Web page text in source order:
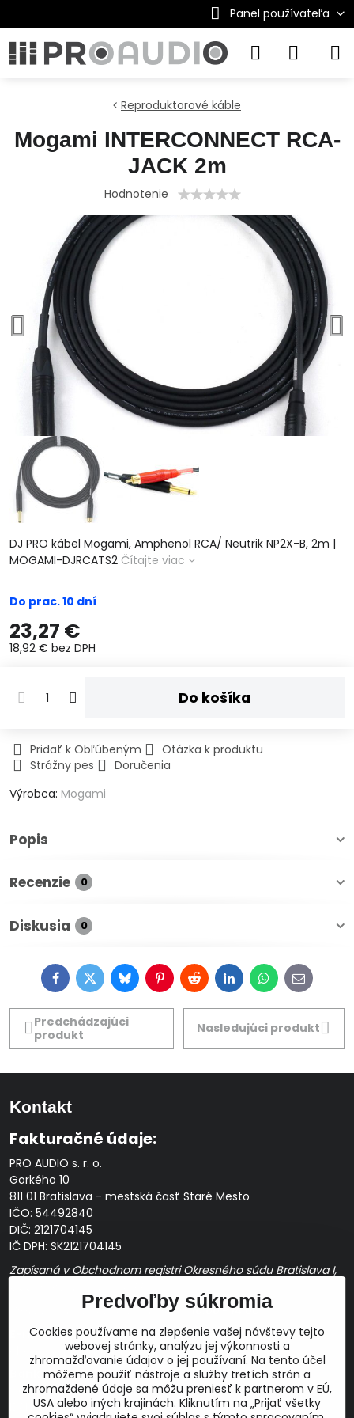
Panel používateľa
Reproduktorové káble
Mogami INTERCONNECT RCA-
JACK 2m
Hodnotenie
DJ PRO kábel Mogami, Amphenol RCA/ Neutrik NP2X-B, 2m |
MOGAMI-DJRCATS2 Čítajte viac
Do prac. 10 dní
23,27 €
18,92 € bez DPH
Do košíka
Pridať k Obľúbeným
Otázka k produktu
Strážny pes
Doručenia
Výrobca: Mogami
Popis
Recenzie 0
Diskusia 0
FacebookTwitterBlueskyPinterestRedditLinkedInWhatsApp
E-
mail
Predchádzajúci
produkt
Nasledujúci produkt
Kontakt
Fakturačné údaje:
PRO AUDIO s. r. o.
Gorkého 10
811 01 Bratislava - mestská časť Staré Mesto
IČO: 54492840
DIČ: 2121704145
IČ DPH: SK2121704145
Zapísaná v Obchodnom registri Okresného súdu Bratislava I,
Prevádzková doba: pracovné dni10:00 - 14:00
E-mail:
obchod@proaudio.sk
Bankové spojenie:
Slovenská sporiteľňa, a.s.
IBAN: SK48 0900 0000 0051 9050 9782
Predvoľby súkromia
Cookies používame na zlepšenie vašej návštevy tejto
webovej stránky, analýzu jej výkonnosti a
zhromažďovanie údajov o jej používaní. Na tento účel
môžeme použiť nástroje a služby tretích strán a
zhromaždené údaje sa môžu preniesť k partnerom v EÚ,
USA alebo iných krajinách. Kliknutím na „Prijať všetky